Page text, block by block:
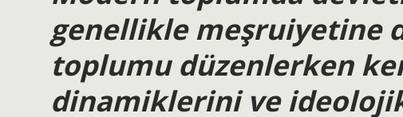
genellikle meşruiyetine
toplumu düzenlerken
dinamiklerini ve ideolojik